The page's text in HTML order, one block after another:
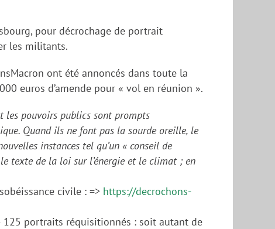
, pour décrochage de portrait
les militants.
ont été annoncés dans toute la
euros d’amende pour « vol en réunion ».
les pouvoirs publics sont prompts
Quand ils ne font pas la sourde oreille, le
instances tel qu’un « conseil de
texte de la loi sur l’énergie et le climat ; en
civile : => https://decrochons-
125 portraits réquisitionnés : soit autant de